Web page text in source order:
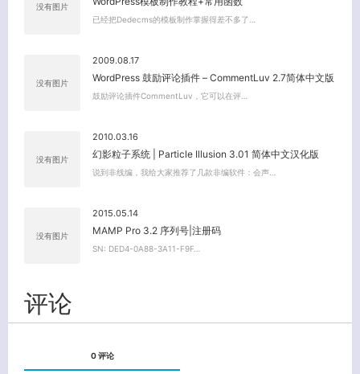
没有图片
已经把Dedecms的模板制作掌握得差不多了…
没有图片
2009.08.17
WordPress 鼓励评论插件 – CommentLuv 2.7简体中文版
鼓励评论插件CommentLuv，它可以在评…
没有图片
2010.03.16
幻影粒子系统 | Particle Illusion 3.01 简体中文汉化版
说到非线编，我给大家推荐了几款非编软件：会声…
没有图片
2015.05.14
MAMP Pro 3.2 序列号|注册码
SN: DED4-0A88-3A11-F9F…
评论
0 评论